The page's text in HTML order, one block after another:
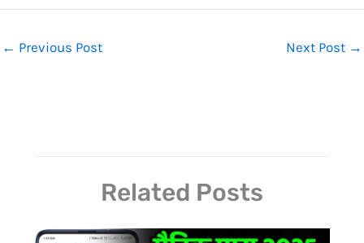
← Previous Post Next Post →
Related Posts